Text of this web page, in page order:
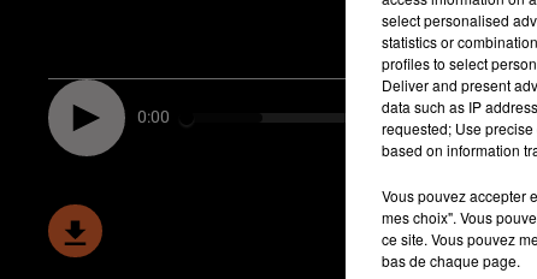
0:00
select personalised
statistics or
profiles to select
Deliver and present
data such as IP
requested; Use
based on information
Vous pouvez accepter
mes choix". Vous
ce site. Vous pouvez
bas de chaque page.